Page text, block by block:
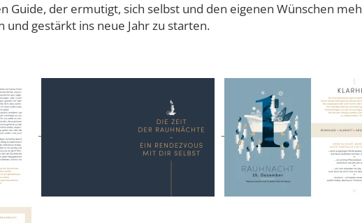
Guide, der ermutigt, sich selbst und den eigenen Wünschen
und gestärkt ins neue Jahr zu starten.